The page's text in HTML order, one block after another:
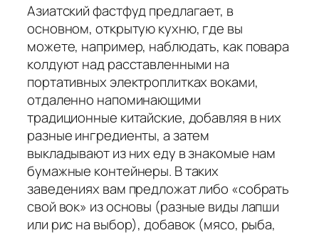
Азиатский фастфуд предлагает, в
основном, открытую кухню, где вы
можете, например, наблюдать, как повара
колдуют над расставленными на
портативных электроплитках воками,
отдаленно напоминающими
традиционные китайские, добавляя в них
разные ингредиенты, а затем
выкладывают из них еду в знакомые нам
бумажные контейнеры. В таких
заведениях вам предложат либо «собрать
свой вок» из основы (разные виды лапши
или рис на выбор), добавок (мясо, рыба,